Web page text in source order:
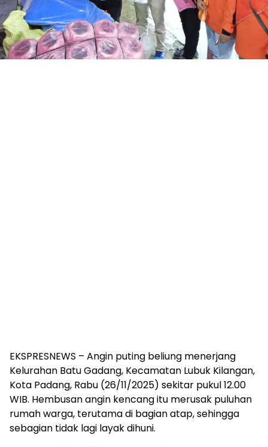
EKSPRESNEWS – Angin puting beliung menerjang
Kelurahan Batu Gadang, Kecamatan Lubuk Kilangan,
Kota Padang, Rabu (26/11/2025) sekitar pukul 12.00
WIB. Hembusan angin kencang itu merusak puluhan
rumah warga, terutama di bagian atap, sehingga
sebagian tidak lagi layak dihuni.